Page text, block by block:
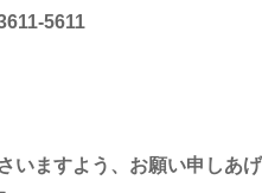
5611
いますよう、お願い申しあげ